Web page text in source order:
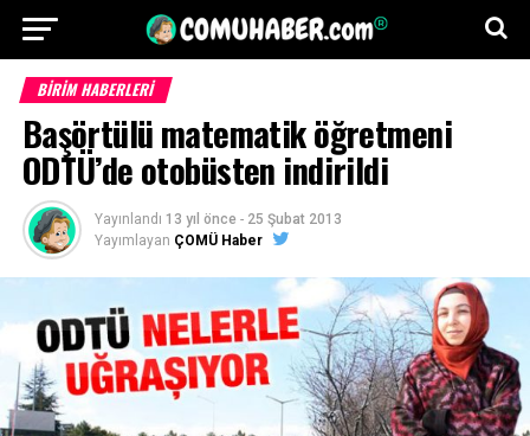
BİRİM HABERLERİ
Başörtülü matematik öğretmeni
ODTÜ’de otobüsten indirildi
Yayınlandı 13 yıl önce - 25 Şubat 2013
Yayımlayan ÇOMÜ Haber